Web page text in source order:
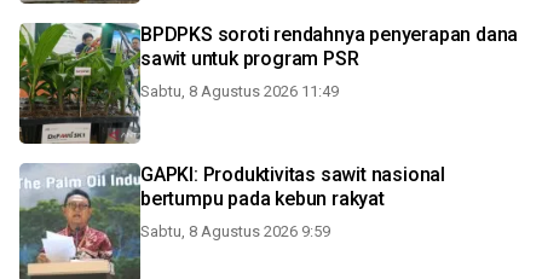
BPDPKS soroti rendahnya penyerapan dana
sawit untuk program PSR
Sabtu, 8 Agustus 2026 11:49
GAPKI: Produktivitas sawit nasional
bertumpu pada kebun rakyat
Sabtu, 8 Agustus 2026 9:59